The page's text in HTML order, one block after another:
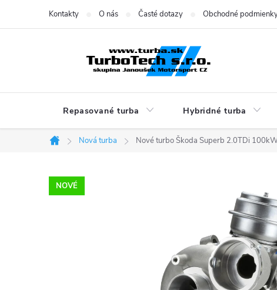
Kontakty O nás Časté dotazy Obchodné
Repasované turba Hybridné turba
Domov
Nová turba Nové turbo Škoda Superb 2.0TDi
NOVÉ